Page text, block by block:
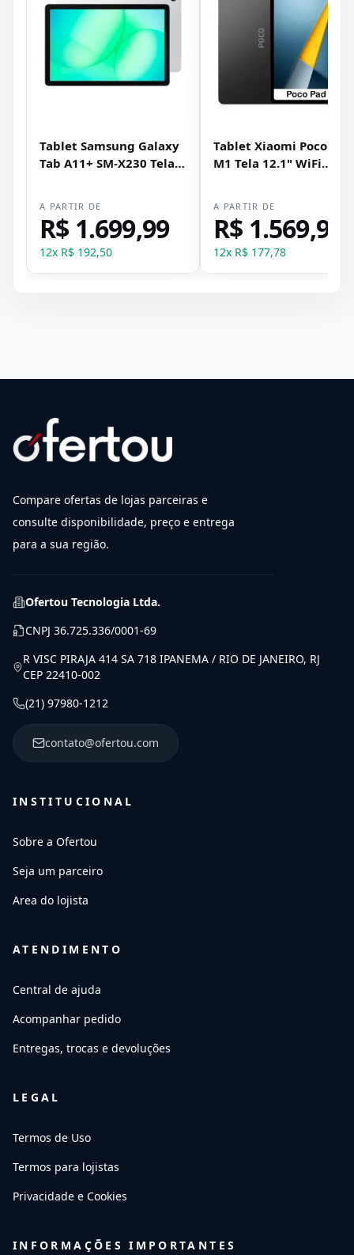
Tablet Samsung Galaxy
Tab A11+ SM-X230 Tela
A PARTIR DE
R$ 1.699,99
12x R$ 192,50
Tablet Xiaomi Poco Pad
M1 Tela 12.1" WiFi
A PARTIR DE
R$ 1.569,99
12x R$ 177,78
Compare ofertas de lojas parceiras e
consulte disponibilidade, preço e entrega
para a sua região.
Ofertou Tecnologia Ltda.
CNPJ 36.725.336/0001-69
R VISC PIRAJA 414 SA 718 IPANEMA / RIO DE JANEIRO, RJ
CEP 22410-002
(21) 97980-1212
contato@ofertou.com
INSTITUCIONAL
Sobre a Ofertou
Seja um parceiro
Area do lojista
ATENDIMENTO
Central de ajuda
Acompanhar pedido
Entregas, trocas e devoluções
LEGAL
Termos de Uso
Termos para lojistas
Privacidade e Cookies
INFORMAÇÕES IMPORTANTES